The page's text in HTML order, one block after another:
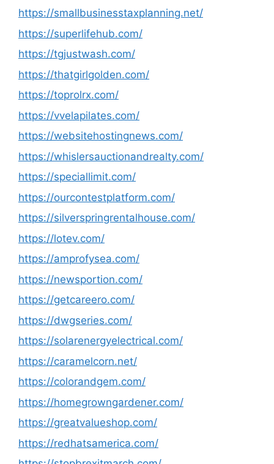
https://smallbusinesstaxplanning.net/
https://superlifehub.com/
https://tgjustwash.com/
https://thatgirlgolden.com/
https://toprolrx.com/
https://vvelapilates.com/
https://websitehostingnews.com/
https://whislersauctionandrealty.com/
https://speciallimit.com/
https://ourcontestplatform.com/
https://silverspringrentalhouse.com/
https://lotev.com/
https://amprofysea.com/
https://newsportion.com/
https://getcareero.com/
https://dwgseries.com/
https://solarenergyelectrical.com/
https://caramelcorn.net/
https://colorandgem.com/
https://homegrowngardener.com/
https://greatvalueshop.com/
https://redhatsamerica.com/